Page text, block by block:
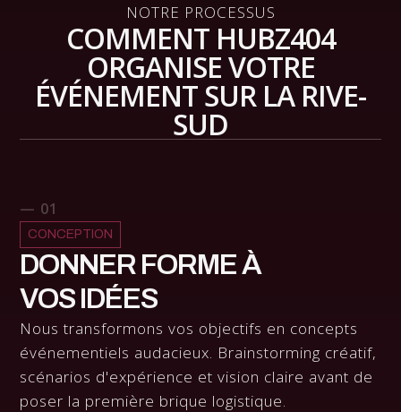
NOTRE PROCESSUS
COMMENT HUBZ404
ORGANISE VOTRE
ÉVÉNEMENT SUR LA RIVE-
SUD
— 01
CONCEPTION
DONNER FORME À
VOS IDÉES
Nous transformons vos objectifs en concepts
événementiels audacieux. Brainstorming créatif,
scénarios d'expérience et vision claire avant de
poser la première brique logistique.